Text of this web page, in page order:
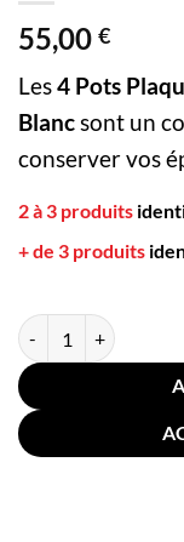
55,00 €
Les4 Pots
Blancsont un
conserver vos
2 à 3 produits
+ de 3 produits
quantité de 4 Pots